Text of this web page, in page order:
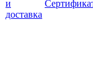
и
доставка